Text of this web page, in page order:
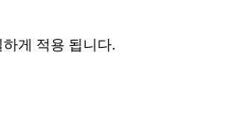
게 적용 됩니다.